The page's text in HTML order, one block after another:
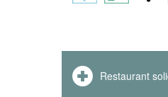
Restaurant